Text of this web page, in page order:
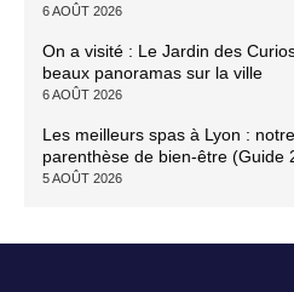
6 AOÛT 2026
On a visité : Le Jardin des
beaux panoramas sur la ville
6 AOÛT 2026
Les meilleurs spas à Lyon :
parenthèse de bien-être (Guide
5 AOÛT 2026